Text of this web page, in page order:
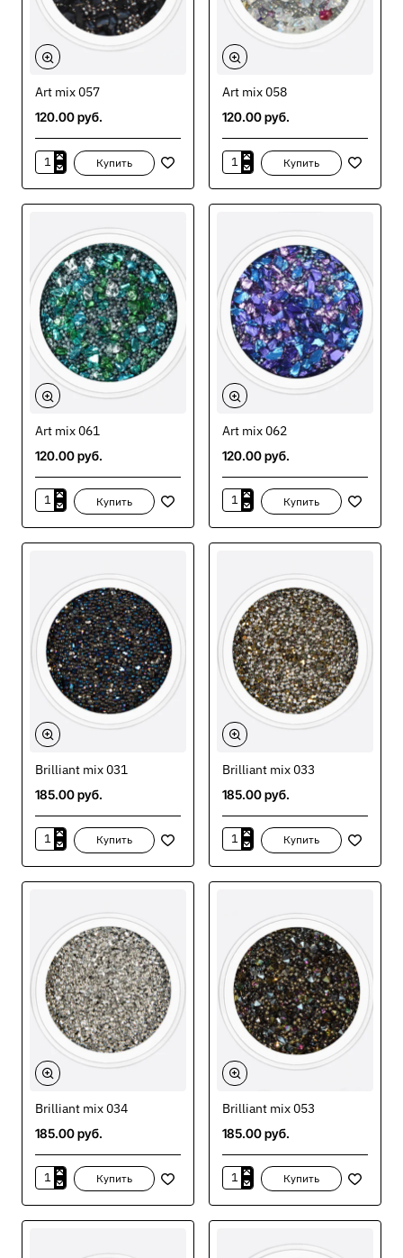
Art mix 057
120.00 руб.
Art
mix
057
Купить
Art mix 058
120.00 руб.
Art
mix
058
Купить
Art mix 061
120.00 руб.
Art
mix
061
Купить
Art mix 062
120.00 руб.
Art
mix
062
Купить
Brilliant mix 031
185.00 руб.
Brilliant
mix
031
Купить
Brilliant mix 033
185.00 руб.
Brilliant
mix
033
Купить
Brilliant mix 034
185.00 руб.
Brilliant
mix
034
Купить
Brilliant mix 053
185.00 руб.
Brilliant
mix
053
Купить